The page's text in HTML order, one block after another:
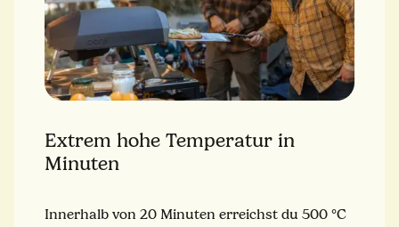
Extrem hohe Temperatur in
Minuten
Innerhalb von 20 Minuten erreichst du 500 °C